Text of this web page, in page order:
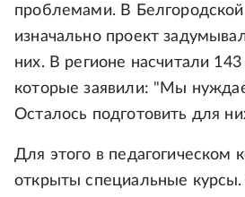
проблемами. В
изначально проект
них. В регионе насчитали
которые заявили: "Мы
Осталось подготовить для
Для этого в педагогическом
открыты специальные